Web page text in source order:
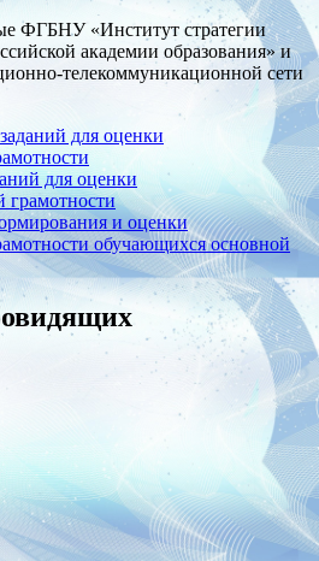
ФГБНУ «Институт стратегии
академии образования» и
телекоммуникационной сети
для оценки
для оценки
грамотности
и оценки
обучающихся основной